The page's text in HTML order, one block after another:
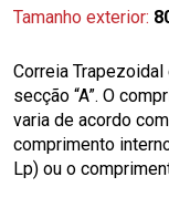
Tamanho exterior:
Correia
secção “A”. O
varia de acordo
comprimento
Lp) ou o